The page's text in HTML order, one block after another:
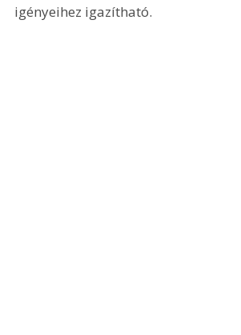
igényeihez igazítható.